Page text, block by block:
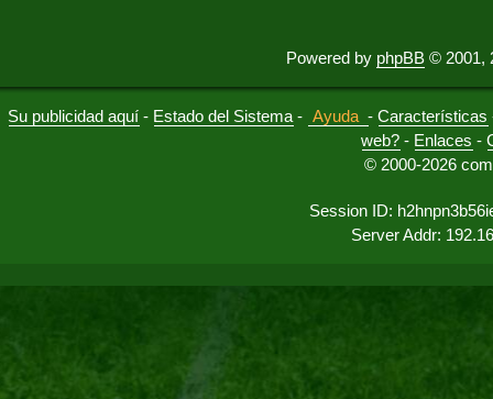
Powered by phpBB © 2001,
Su publicidad aquí - Estado del Sistema - Ayuda -Características
web? - Enlaces -
© 2000-2026
Session ID:
Server Addr: